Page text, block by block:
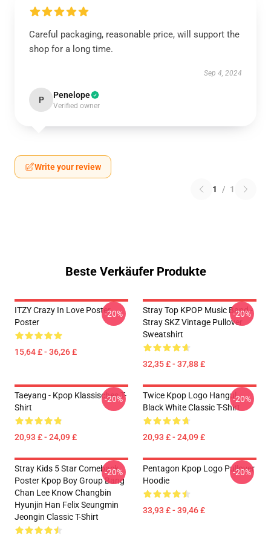
Careful packaging, reasonable price, will support the
shop for a long time.
Sep 4, 2024
P Penelope
Verified owner
Write your review
1 / 1
Beste Verkäufer Produkte
ITZY Crazy In Love Poster
Poster
15,64 £ - 36,26 £
-20%
Stray Top KPOP Music Band -
Stray SKZ Vintage Pullover
Sweatshirt
32,35 £ - 37,88 £
-20%
Taeyang - Kpop Klassisches T-
Shirt
20,93 £ - 24,09 £
-20%
Twice Kpop Logo Hangul
Black White Classic T-Shirt
20,93 £ - 24,09 £
-20%
Stray Kids 5 Star Comeback
Poster Kpop Boy Group Bang
Chan Lee Know Changbin
Hyunjin Han Felix Seungmin
Jeongin Classic T-Shirt
-20%
Pentagon Kpop Logo Pullover
Hoodie
33,93 £ - 39,46 £
-20%